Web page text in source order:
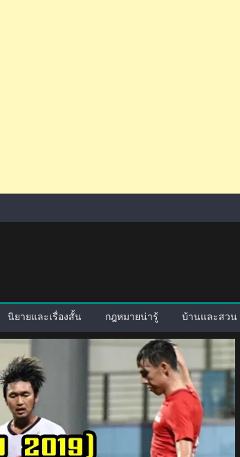
นิยายและเรื่องสั้น กฎหมายน่ารู้ บ้านและสวน